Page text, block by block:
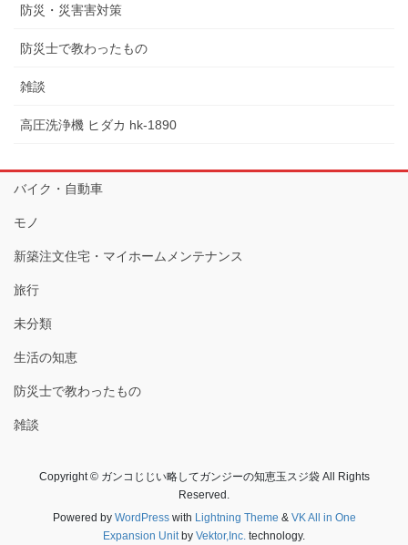
防災・災害害対策
防災士で教わったもの
雑談
高圧洗浄機 ヒダカ hk-1890
バイク・自動車
モノ
新築注文住宅・マイホームメンテナンス
旅行
未分類
生活の知恵
防災士で教わったもの
雑談
Copyright © ガンコじじい略してガンジーの知恵玉スジ袋 All Rights
Reserved.
Powered by WordPresswith Lightning Theme & VK All in One
Expansion Unitby Vektor,Inc. technology.